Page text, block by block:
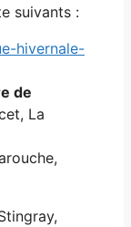
suivants :
hivernale-
de
La